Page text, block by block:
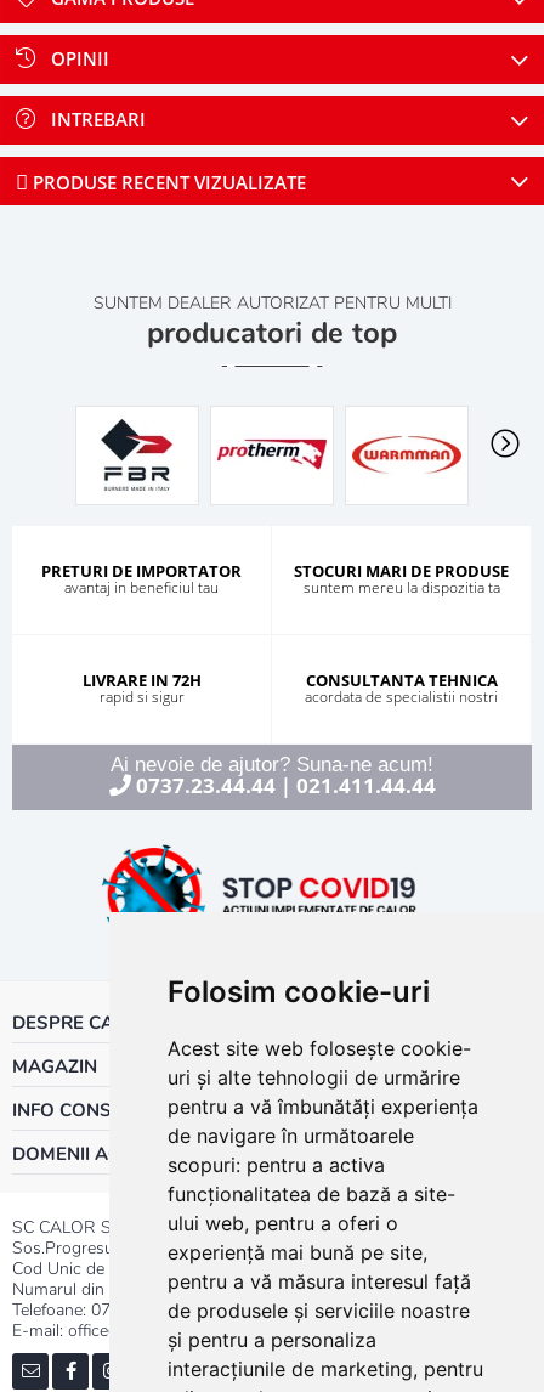
Folosim cookie-uri
Acest site web folosește cookie-
uri și alte tehnologii de urmărire
pentru a vă îmbunătăți experiența
de navigare în următoarele
scopuri: pentru a activa
funcționalitatea de bază a site-
ului web, pentru a oferi o
experiență mai bună pe site,
pentru a vă măsura interesul față
de produsele și serviciile noastre
și pentru a personaliza
interacțiunile de marketing, pentru
OPINII
INTREBARI
PRODUSE RECENT VIZUALIZATE
SUNTEM DEALER AUTORIZAT PENTRU MULTI
producatori de top
PRETURI DE IMPORTATOR
avantaj in beneficiul tau
STOCURI MARI DE PRODUSE
suntem mereu la dispozitia ta
LIVRARE IN 72H
rapid si sigur
CONSULTANTA TEHNICA
acordata de specialistii nostri
Ai nevoie de ajutor? Suna-ne acum!
0737.23.44.44| 021.411.44.44
DESPRE CALOR
MAGAZIN
INFO CONSUMATOR
DOMENII ACTIVITATE
SC CALOR SRL
Sos.Progresului nr.30-40, Sector 5, Bucuresti
Cod Unic de Inregistrare: RO 3004724
Numarul din Registrul Comertului:J40/13176/1991
Telefoane: 0737.23.44.44|021.411.44.44
E-mail: office@calor.ro